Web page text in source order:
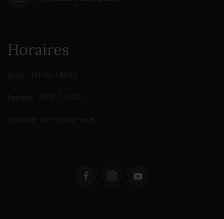
Horaires
Jeudi : 16h30-18h30
Samedi : 9h00-12h00
Semaine: sur rendez-vous